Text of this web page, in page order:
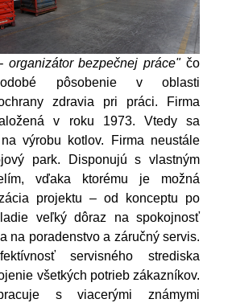
organizátor bezpečnej práce"čo
pôsobenie v oblasti
zdravia pri práci. Firma
v roku 1973. Vtedy sa
výrobu kotlov. Firma neustále
park. Disponujú s vlastným
vďaka ktorému je možná
projektu – od konceptu po
veľký dôraz na spokojnosť
na poradenstvo a záručný servis.
servisného strediska
všetkých potrieb zákazníkov.
s viacerými známymi